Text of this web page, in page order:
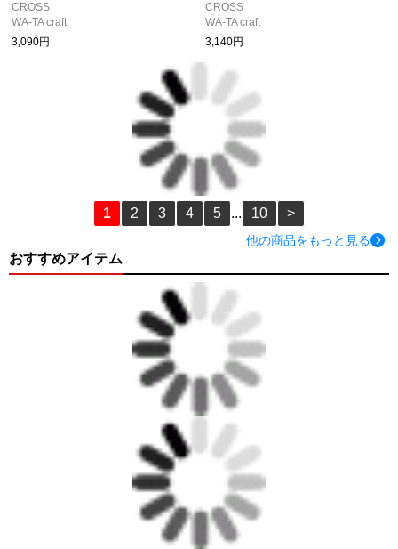
CROSS
WA-TA craft
3,090円
CROSS
WA-TA craft
3,140円
1 2 3 4 5 ... 10 >
他の商品をもっと見る
おすすめアイテム